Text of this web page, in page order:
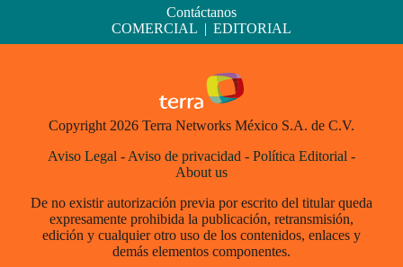
Contáctanos
COMERCIAL | EDITORIAL
Copyright 2026 Terra Networks México S.A. de C.V.
Aviso Legal - Aviso de privacidad - Política Editorial -
About us
De no existir autorización previa por escrito del titular queda
expresamente prohibida la publicación, retransmisión,
edición y cualquier otro uso de los contenidos, enlaces y
demás elementos componentes.